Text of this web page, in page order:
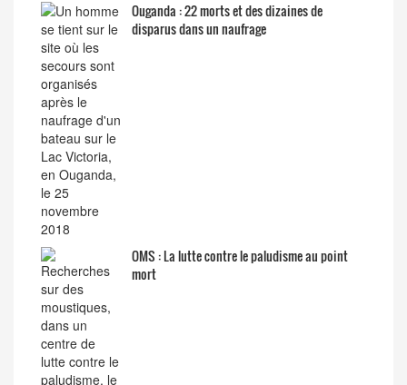
Ouganda : 22 morts et des dizaines de
disparus dans un naufrage
OMS : La lutte contre le paludisme au point
mort